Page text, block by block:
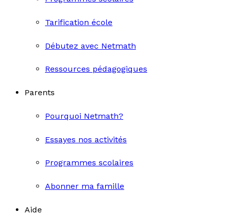
Tarification école
Débutez avec Netmath
Ressources pédagogiques
Parents
Pourquoi Netmath?
Essayes nos activités
Programmes scolaires
Abonner ma famille
Aide